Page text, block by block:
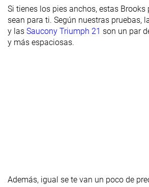
TranspirabilidadAlta -
Anchura /
Estrecha
del talón
Si tienes los pies anchos, estas
sean para ti. Según nuestras pruebas,
y las Saucony Triumph 21 son un par
y más espaciosas.
Además, igual se te van un poco de